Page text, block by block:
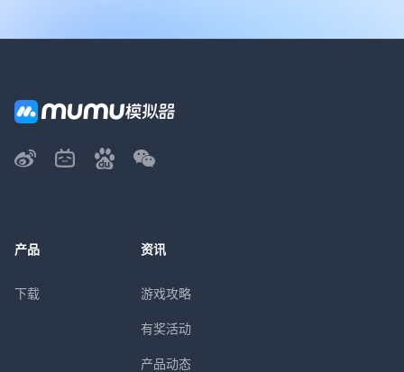
产品
下载
资讯
游戏攻略
有奖活动
产品动态